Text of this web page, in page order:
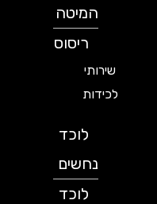
המיטה
ריסוס
שירותי
לכידות
לוכד
נחשים
לוכד